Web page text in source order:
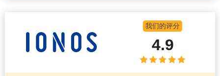
我们的评分
4.9